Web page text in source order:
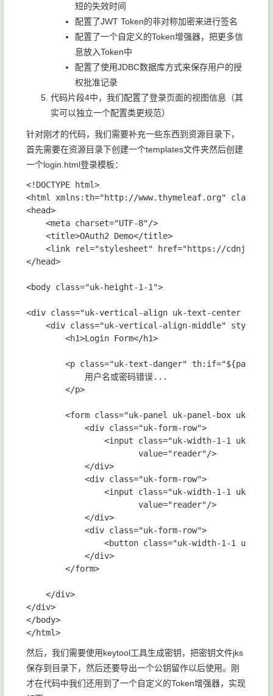
短的失效时间
配置了JWT Token的非对称加密来进行签名
配置了一个自定义的Token增强器，把更多信
息放入Token中
配置了使用JDBC数据库方式来保存用户的授
权批准记录
代码片段4中，我们配置了登录页面的视图信息（其
实可以独立一个配置类更规范）
针对刚才的代码，我们需要补充一些东西到资源目录下，
首先需要在资源目录下创建一个templates文件夹然后创建
一个login.html登录模板：
<!DOCTYPE html>
<html xmlns:th="http://www.thymeleaf.org"
<head>
    <meta charset="UTF-8"/>
    <title>OAuth2 Demo</title>
<link rel="stylesheet" href="https://
</head>
<body class="uk-height-1-1">
<div class="uk-vertical-align uk-text-center uk-
<div class="uk-vertical-align-middle"
        <h1>Login Form</h1>
<p class="uk-text-danger"
            用户名或密码错误...
        </p>
<form class="uk-panel uk-panel-box uk-
            <div class="uk-form-row">
<input class="uk-width-1-1 uk-
                       value="reader"/>
            </div>
            <div class="uk-form-row">
<input class="uk-width-1-1 uk-
                       value="reader"/>
            </div>
            <div class="uk-form-row">
<button class="uk-width-1-1 uk-
            </div>
        </form>
    </div>
</div>
</body>
然后，我们需要使用keytool工具生成密钥，把密钥文件jks
保存到目录下，然后还要导出一个公钥留作以后使用。刚
才在代码中我们还用到了一个自定义的Token增强器，实现